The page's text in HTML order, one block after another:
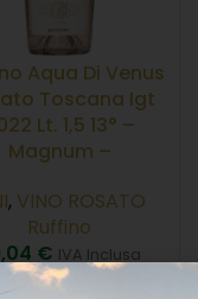
Aqua Di Venus
Toscana Igt
Lt. 1,5 13° –
Magnum –
, VINO ROSATO
Ruffino
€ IVA Inclusa
LEGGI TUTTO